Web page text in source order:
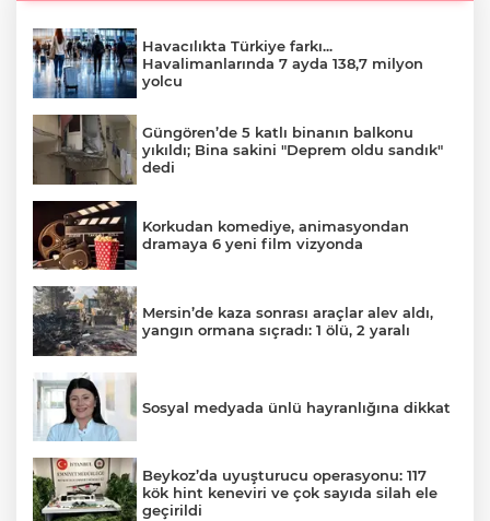
Havacılıkta Türkiye farkı...
Havalimanlarında 7 ayda 138,7 milyon
yolcu
Güngören’de 5 katlı binanın balkonu
yıkıldı; Bina sakini "Deprem oldu sandık"
dedi
Korkudan komediye, animasyondan
dramaya 6 yeni film vizyonda
Mersin’de kaza sonrası araçlar alev aldı,
yangın ormana sıçradı: 1 ölü, 2 yaralı
Sosyal medyada ünlü hayranlığına dikkat
Beykoz’da uyuşturucu operasyonu: 117
kök hint keneviri ve çok sayıda silah ele
geçirildi